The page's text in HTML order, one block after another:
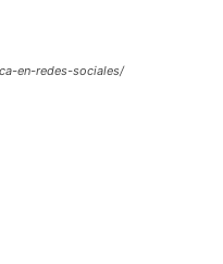
en-redes-sociales/